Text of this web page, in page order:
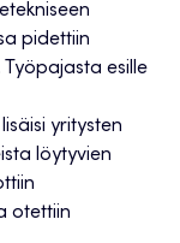
pidettiin
esille
yritysten
löytyvien
otettiin